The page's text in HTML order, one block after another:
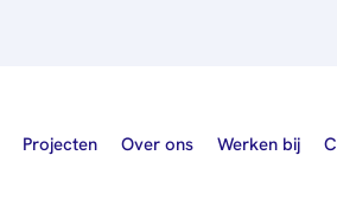
Projecten Over ons Werken bij